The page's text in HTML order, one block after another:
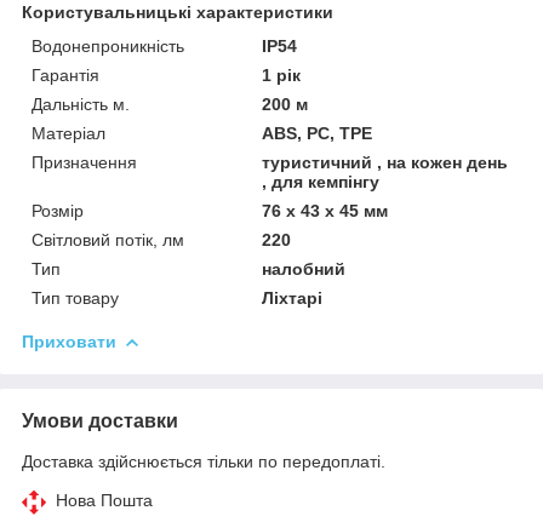
Користувальницькі характеристики
Водонепроникність
IP54
Гарантія
1 рік
Дальність м.
200 м
Матеріал
ABS, PC, TPE
Призначення
туристичний , на кожен день
, для кемпінгу
Розмір
76 x 43 x 45 мм
Світловий потік, лм
220
Тип
налобний
Тип товару
Ліхтарі
Приховати
Умови доставки
Доставка здійснюється тільки по передоплаті.
Нова Пошта